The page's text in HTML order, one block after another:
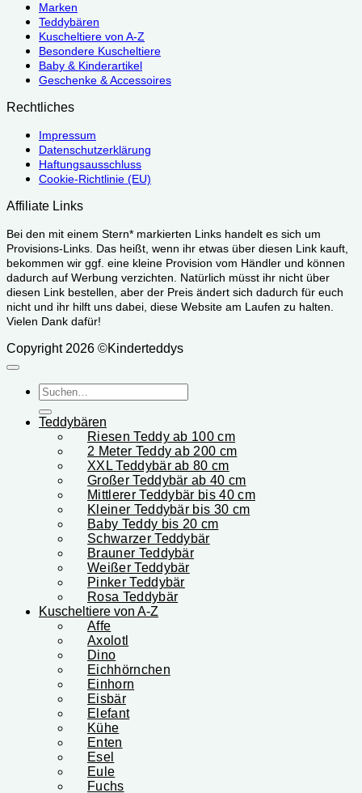
Marken
Teddybären
Kuscheltiere von A-Z
Besondere Kuscheltiere
Baby & Kinderartikel
Geschenke & Accessoires
Rechtliches
Impressum
Datenschutzerklärung
Haftungsausschluss
Cookie-Richtlinie (EU)
Affiliate Links
Bei den mit einem Stern* markierten Links handelt es sich um
Provisions-Links. Das heißt, wenn ihr etwas über diesen Link kauft,
bekommen wir ggf. eine kleine Provision vom Händler und können
dadurch auf Werbung verzichten. Natürlich müsst ihr nicht über
diesen Link bestellen, aber der Preis ändert sich dadurch für euch
nicht und ihr hilft uns dabei, diese Website am Laufen zu halten.
Vielen Dank dafür!
Copyright 2026 ©Kinderteddys
Suchen
nach:
Teddybären
Riesen Teddy ab 100 cm
2 Meter Teddy ab 200 cm
XXL Teddybär ab 80 cm
Großer Teddybär ab 40 cm
Mittlerer Teddybär bis 40 cm
Kleiner Teddybär bis 30 cm
Baby Teddy bis 20 cm
Schwarzer Teddybär
Brauner Teddybär
Weißer Teddybär
Pinker Teddybär
Rosa Teddybär
Kuscheltiere von A-Z
Affe
Axolotl
Dino
Eichhörnchen
Einhorn
Eisbär
Elefant
Kühe
Enten
Esel
Eule
Fuchs